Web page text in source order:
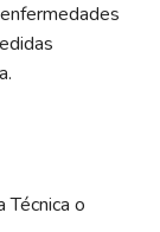
Técnica o